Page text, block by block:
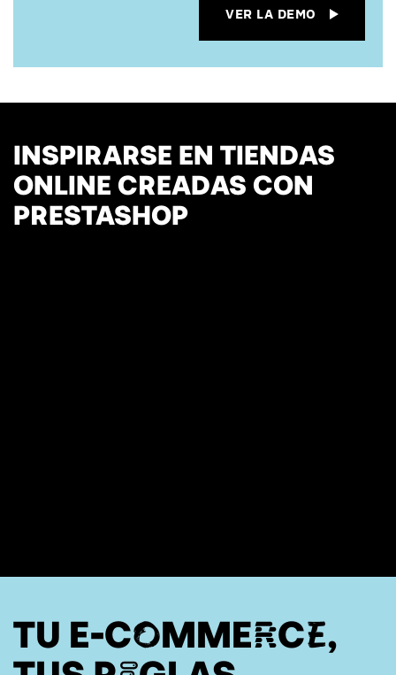
VER LA DEMO
INSPIRARSE EN TIENDAS
ONLINE CREADAS CON
PRESTASHOP
TU E-COMMERCE,